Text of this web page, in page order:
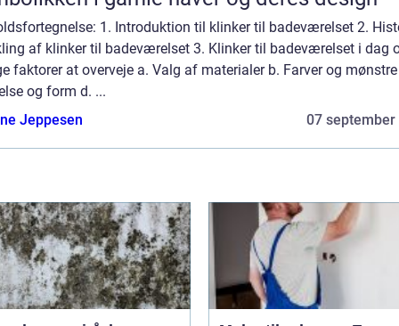
1. Introduktion til klinker til badeværelset 2.
af klinker til badeværelset 3. Klinker til badeværelset i dag
faktorer at overveje a. Valg af materialer b. Farver og
og form d. ...
Jeppesen
07 september